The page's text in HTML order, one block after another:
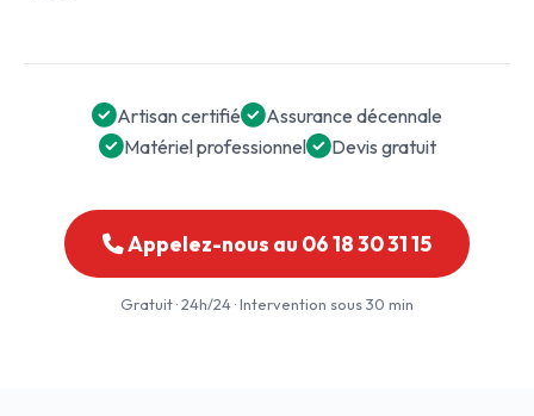
Artisan certifié
Assurance décennale
Matériel professionnel
Devis gratuit
Appelez-nous au 06 18 30 31 15
Gratuit · 24h/24 · Intervention sous 30 min